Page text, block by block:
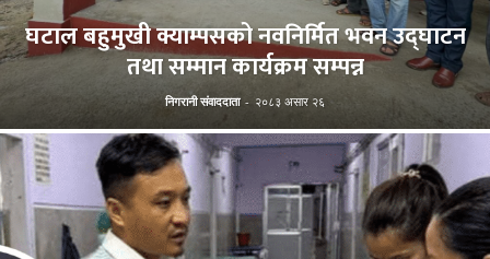
घटाल बहुमुखी क्याम्पसको नवनिर्मित भवन उद्घाटन
तथा सम्मान कार्यक्रम सम्पन्न
निगरानी संवाददाता - २०८३ असार २६